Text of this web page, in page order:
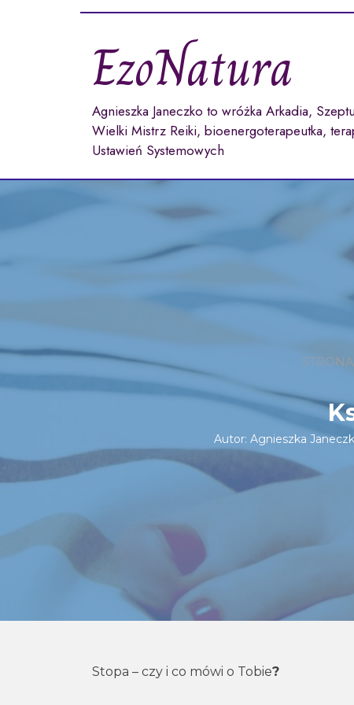
EzoNatura
Agnieszka Janeczko to wróżka Arkadia,
Wielki Mistrz Reiki, bioenergoterapeutka,
Ustawień Systemowych
Autor: Agnieszka
Stopa – czy i co mówi o Tobie?